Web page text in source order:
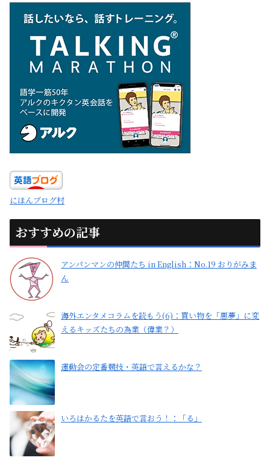
にほんブログ村
おすすめの記事
アンパンマンの仲間たち in English：No.19 おりがみま
ん
海外エンタメコラムを読もう(6)：買い物を「悪夢」に変
えるキッズたちの為業（偉業？）
運動会の定番競技・英語で言えるかな？
いろはかるたを英語で言おう！：「る」